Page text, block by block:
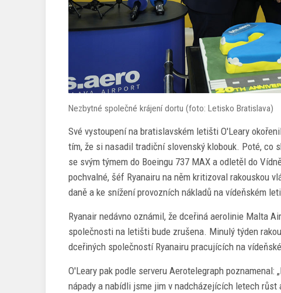
Nezbytné společné krájení dortu (foto: Letisko Bratislava)
Své vystoupení na bratislavském letišti O'Leary
tím, že si nasadil tradiční slovenský klobouk. Poté, co
se svým týmem do Boeingu 737 MAX a odletěl do
pochvalné, šéf Ryanairu na něm kritizoval rakouskou
daně a ke snížení provozních nákladů na vídeňském
Ryanair nedávno oznámil, že dceřiná aerolinie Malta
společnosti na letišti bude zrušena. Minulý týden
dceřiných společností Ryanairu pracujících na
O'Leary pak podle serveru Aerotelegraph
nápady a nabídli jsme jim v nadcházejících letech